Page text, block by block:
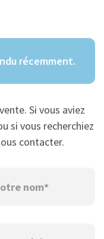
récemment.
Si vous aviez
si vous recherchiez
contacter.